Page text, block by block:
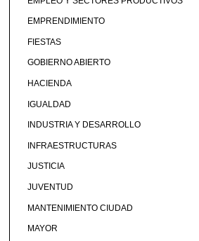
EMPRENDIMIENTO
FIESTAS
GOBIERNO ABIERTO
HACIENDA
IGUALDAD
INDUSTRIA Y DESARROLLO
INFRAESTRUCTURAS
JUSTICIA
JUVENTUD
MANTENIMIENTO CIUDAD
MAYOR